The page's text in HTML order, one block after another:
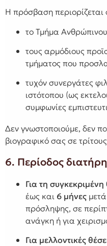
Η πρόσβαση περιορίζεται
το Τμήμα
τους αρμόδιους
τμήματος που
τυχόν συνεργάτες
ιστότοπου (ως
συμφωνίες
Δεν γνωστοποιούμε, δεν
βιογραφικό σας σε
6. Περίοδος
Για τη
έως και 6 μήνες
πρόσληψης, σε
ανάγκη ή για
Για μελλοντικές